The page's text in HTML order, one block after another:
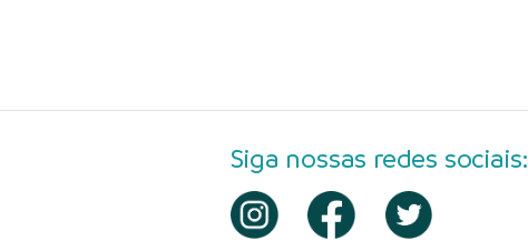
Siga nossas redes sociais: